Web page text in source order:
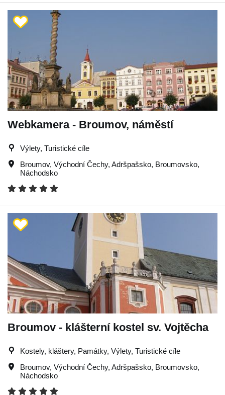
Webkamera - Broumov, náměstí
Výlety, Turistické cíle
Broumov, Východní Čechy, Adršpašsko, Broumovsko,
Náchodsko
Broumov - klášterní kostel sv. Vojtěcha
Kostely, kláštery, Památky, Výlety, Turistické cíle
Broumov, Východní Čechy, Adršpašsko, Broumovsko,
Náchodsko